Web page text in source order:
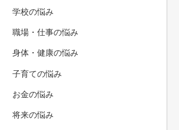
学校の悩み
職場・仕事の悩み
身体・健康の悩み
子育ての悩み
お金の悩み
将来の悩み